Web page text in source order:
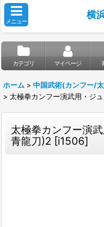
メニュー
横
カテゴリ マイページ
ホーム > 中国武術(カンフー/
> 太極拳カンフー演武用・ジ
太極拳カンフー演
青龍刀)2 [i1506]